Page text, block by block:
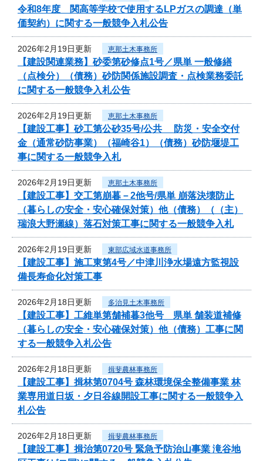
令和8年度 関高等学校で使用するLPガスの調達（単
価契約）に関する一般競争入札公告
2026年2月19日更新 恵那土木事務所
【建設関連業務】砂委第砂修点1号／県単 一般修繕
（点検分）（債務）砂防関係施設調査・点検業務委託
に関する一般競争入札公告
2026年2月19日更新 恵那土木事務所
【建設工事】砂工第公砂35号/公共 防災・安全交付
金（通常砂防事業）（福崎谷1）（債務）砂防堰堤工
事に関する一般競争入札
2026年2月19日更新 恵那土木事務所
【建設工事】交工第崩暮－2他号/県単 崩落決壊防止
（暮らしの安全・安心確保対策）他（債務）（（主）
瑞浪大野瀬線）落石対策工事に関する一般競争入札
2026年2月19日更新 東部広域水道事務所
【建設工事】施工東第4号／中津川浄水場遠方監視設
備長寿命化対策工事
2026年2月18日更新 多治見土木事務所
【建設工事】工維単第舗補暮3他号 県単 舗装道補修
（暮らしの安全・安心確保対策）他（債務）工事に関
する一般競争入札公告
2026年2月18日更新 揖斐農林事務所
【建設工事】揖林第0704号 森林環境保全整備事業 林
業専用道日坂・夕日谷線開設工事に関する一般競争入
札公告
2026年2月18日更新 揖斐農林事務所
【建設工事】揖治第0720号 緊急予防治山事業 滝谷地